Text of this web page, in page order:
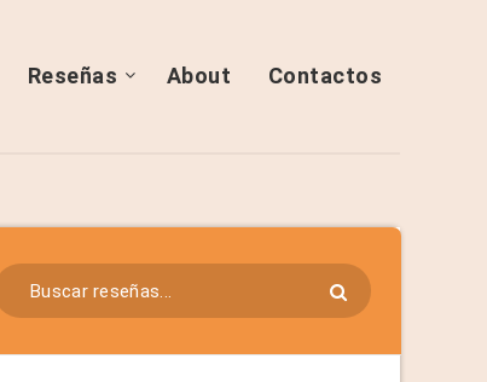
Reseñas About Contactos